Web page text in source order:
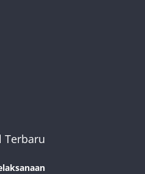
Terbaru